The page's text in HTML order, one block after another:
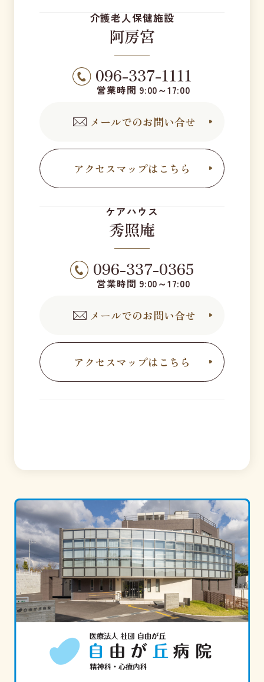
介護老人保健施設
阿房宮
096-337-1111
営業時間 9:00～17:00
メールでのお問い合せ
アクセスマップはこちら
ケアハウス
秀照庵
096-337-0365
営業時間 9:00～17:00
メールでのお問い合せ
アクセスマップはこちら